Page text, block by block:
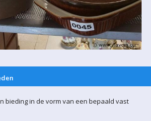
bieding in de vorm van een bepaald vast